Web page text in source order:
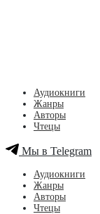
Аудиокниги
Жанры
Авторы
Чтецы
Мы в Telegram
Аудиокниги
Жанры
Авторы
Чтецы